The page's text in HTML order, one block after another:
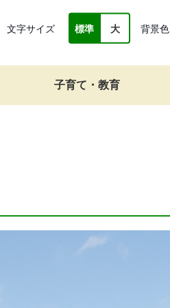
子育て・教育
文字サイズ 標準 大 背景色